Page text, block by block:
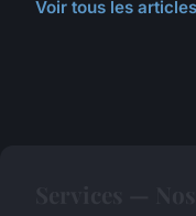
Voir tous les